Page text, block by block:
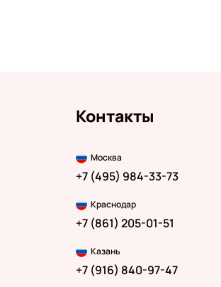
Контакты
Москва
+7 (495) 984-33-73
Краснодар
+7 (861) 205-01-51
Казань
+7 (916) 840-97-47